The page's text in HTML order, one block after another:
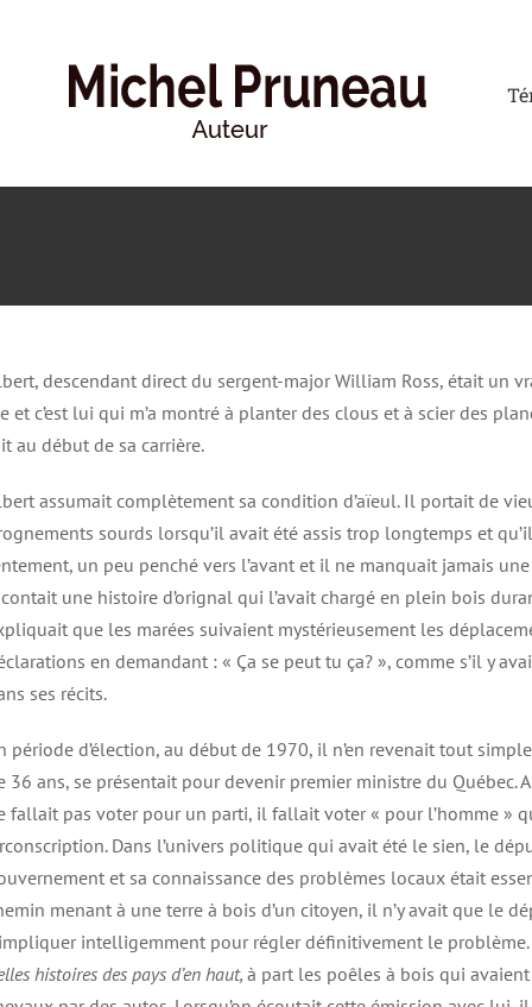
descendant direct du sergent-major William Ross, était un
et c’est lui qui m’a montré à planter des clous et à scier des
au début de sa carrière.
assumait complètement sa condition d’aïeul. Il portait de
sourds lorsqu’il avait été assis trop longtemps et
un peu penché vers l’avant et il ne manquait jamais
une histoire d’orignal qui l’avait chargé en plein bois
que les marées suivaient mystérieusement les
en demandant : « Ça se peut tu ça? », comme s’il y
ses récits.
période d’élection, au début de 1970, il n’en revenait tout
36 ans, se présentait pour devenir premier ministre du Québec.
fallait pas voter pour un parti, il fallait voter « pour l’homme »
Dans l’univers politique qui avait été le sien, le
et sa connaissance des problèmes locaux était
menant à une terre à bois d’un citoyen, il n’y avait que le
intelligemment pour régler définitivement le
histoires des pays d’en haut,à part les poêles à bois qui